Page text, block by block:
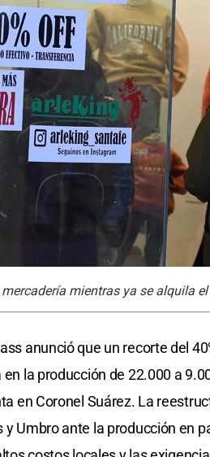
mientras ya se alquila
anunció que un recorte del
la producción de 22.000 a
en Coronel Suárez. La
y Umbro ante la producción en